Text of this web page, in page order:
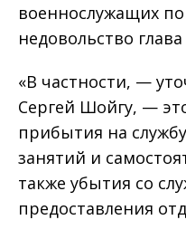
военнослужащих
недовольство
«В частности, —
Сергей Шойгу, —
прибытия на
занятий и
также убытия со
предоставления